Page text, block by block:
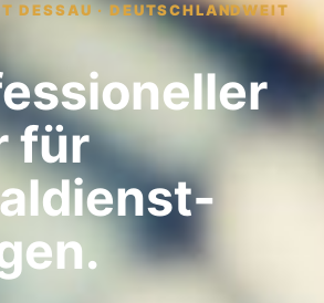
DESSAU · DEUTSCHLANDWEIT
für